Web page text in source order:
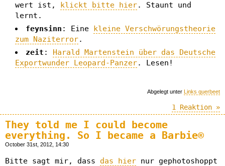
wert ist, klickt bitte hier. Staunt und
lernt.
feynsinn : Eine kleine Verschwörungstheorie
zum Naziterror.
zeit : Harald Martenstein über das Deutsche
Exportwunder Leopard-Panzer. Lesen!
Abgelegt unter Links querbeet
1 Reaktion »
They told me I could become
everything. So I became a Barbie®
October 31st, 2012, 14:30
Bitte sagt mir, dass das hier nur gephotoshoppt